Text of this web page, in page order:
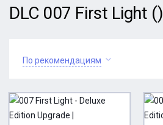
DLC 007 First Light ()
По рекомендациям